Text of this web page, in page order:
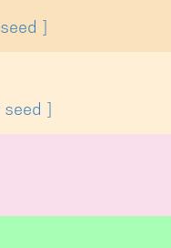
]
]